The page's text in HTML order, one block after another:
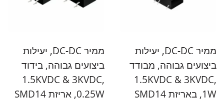
ממיר DC-DC, יעילות
ביצועים גבוהה, מבודד
1.5KVDC & 3KVDC,
1W, באריזת SMD14
ממיר DC-DC, יעילות
ביצועים גבוהה, בידוד
1.5KVDC & 3KVDC,
0.25W, אריזת SMD14